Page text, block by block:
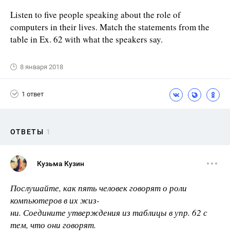
Listen to five people speaking about the role of
computers in their lives. Match the statements from the
table in Ex. 62 with what the speakers say.
8 января 2018
1 ответ
ОТВЕТЫ 1
Кузьма Кузин
Послушайте, как пять человек говорят о роли
компьютеров в их жиз-
ни. Соедините утверждения из таблицы в упр. 62 с
тем, что они говорят.